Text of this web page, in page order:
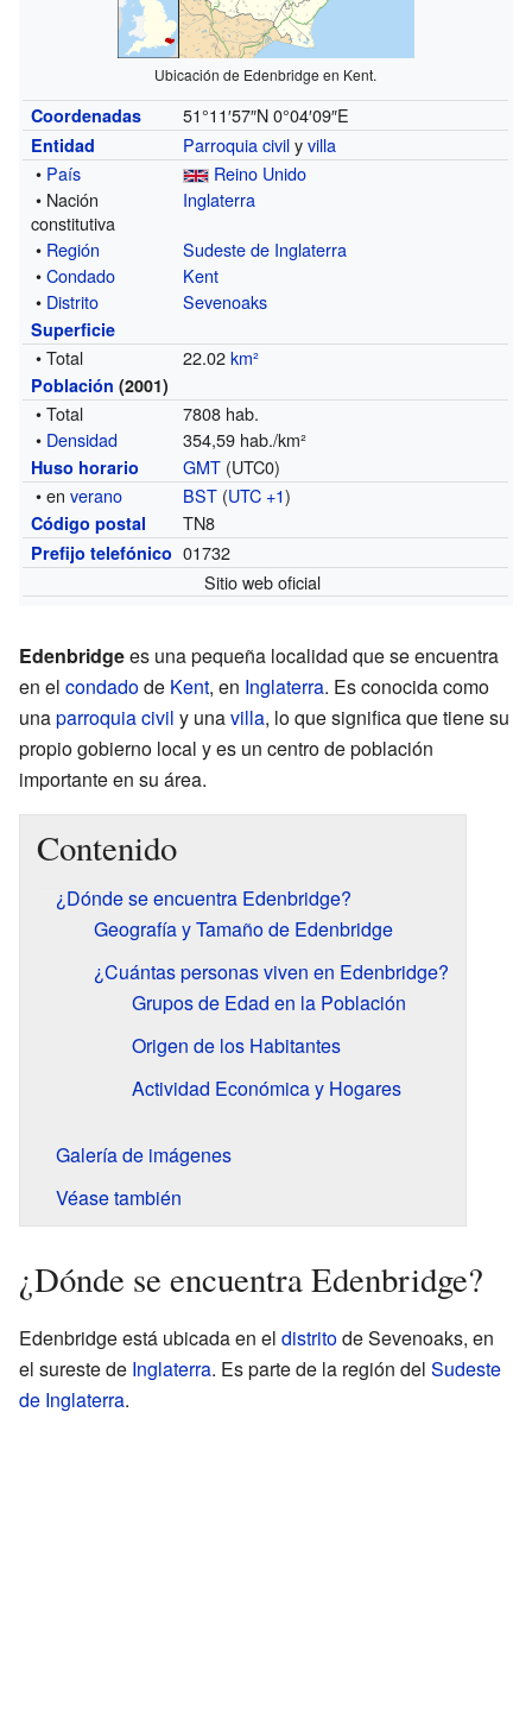
Ubicación de Edenbridge en Kent.
Coordenadas 51°11′57″N 0°04′09″E
Entidad Parroquia civilyvilla
• País
Reino Unido
• Nación
constitutiva
Inglaterra
• Región
Sudeste de Inglaterra
•Condado
Kent
• Distrito Sevenoaks
Superficie
• Total 22.02km²
Población (2001)
• Total
7808 hab.
• Densidad 354,59 hab./km²
Huso horario GMT (UTC0)
• enverano BST (UTC +1)
Código postal TN8
Prefijo telefónico 01732
Sitio web oficial
Edenbridgees una pequeña localidad que se encuentra
en el condadode Kent, en Inglaterra. Es conocida como
unaparroquia civil y unavilla, lo que significa que tiene su
propio gobierno local y es un centro de población
importante en su área.
Contenido
¿Dónde se encuentra Edenbridge?
Geografía y Tamaño de Edenbridge
¿Cuántas personas viven en Edenbridge?
Grupos de Edad en la Población
Origen de los Habitantes
Actividad Económica y Hogares
Galería de imágenes
Véase también
¿Dónde se encuentra Edenbridge?
Edenbridge está ubicada en el distritode Sevenoaks, en
el sureste de Inglaterra. Es parte de la región del Sudeste
de Inglaterra.